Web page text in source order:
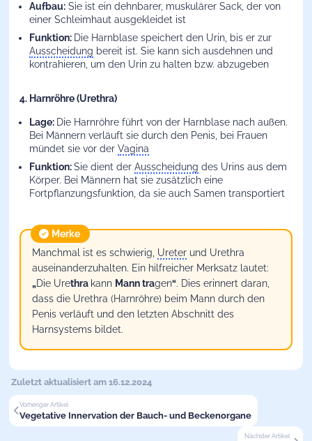
Aufbau:Sie ist ein dehnbarer, muskulärer Sack, der von
einer Schleimhaut ausgekleidet ist
Funktion: Die Harnblase speichert den Urin, bis er zur
Ausscheidung bereit ist. Sie kann sich ausdehnen und
kontrahieren, um den Urin zu halten bzw. abzugeben
4. Harnröhre (Urethra)
Lage: Die Harnröhre führt von der Harnblase nach außen.
Bei Männern verläuft sie durch den Penis, bei Frauen
mündet sie vor der Vagina
Funktion:Sie dient der Ausscheidung des Urins aus dem
Körper. Bei Männern hat sie zusätzlich eine
Fortpflanzungsfunktion, da sie auch Samen transportiert
Merke
Manchmal ist es schwierig, Ureter und Urethra
auseinanderzuhalten. Ein hilfreicher Merksatz lautet:
„Die Urethra kann Mann tragen“. Dies erinnert daran,
dass die Urethra (Harnröhre) beim Mann durch den
Penis verläuft und den letzten Abschnitt des
Harnsystems bildet.
Zuletzt aktualisiert am 16.12.2024
Vorheriger Artikel
Vegetative Innervation der Bauch- und Beckenorgane
Nächster Artikel